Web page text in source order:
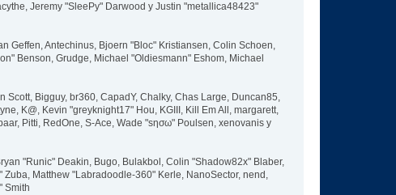
Jeremy "SleePy" Darwood y Justin "metallica48423"
Geffen, Antechinus, Bjoern "Bloc" Kristiansen, Colin Schoen,
Benson, Grudge, Michael "Oldiesmann" Eshom, Michael
Scott, Bigguy, br360, CapadY, Chalky, Chas Large, Duncan85,
K@, Kevin "greyknight17" Hou, KGIII, Kill Em All, margarett,
Pitti, RedOne, S-Ace, Wade "sησω" Poulsen, xenovanis y
"Runic" Deakin, Bugo, Bulakbol, Colin "Shadow82x" Blaber,
Matthew "Labradoodle-360" Kerle, NanoSector, nend,
Smith